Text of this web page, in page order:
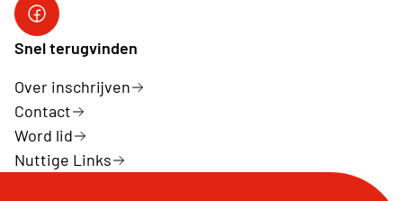
Facebook
Snel terugvinden
Over inschrijven
Contact
Word lid
Nuttige Links